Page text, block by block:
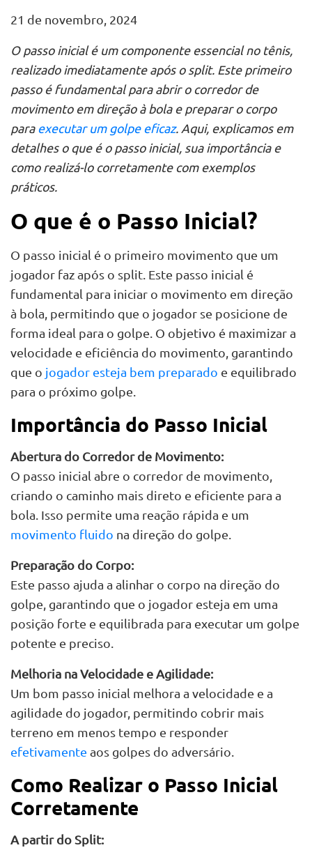
21 de novembro, 2024
O passo inicial é um componente essencial no tênis,
realizado imediatamente após o split. Este primeiro
passo é fundamental para abrir o corredor de
movimento em direção à bola e preparar o corpo
paraexecutar um golpe eficaz. Aqui, explicamos em
detalhes o que é o passo inicial, sua importância e
como realizá-lo corretamente com exemplos
práticos.
O que é o Passo Inicial?
O passo inicial é o primeiro movimento que um
jogador faz após o split. Este passo inicial é
fundamental para iniciar o movimento em direção
à bola, permitindo que o jogador se posicione de
forma ideal para o golpe. O objetivo é maximizar a
velocidade e eficiência do movimento, garantindo
que o jogador esteja bem preparado e equilibrado
para o próximo golpe.
Importância do Passo Inicial
Abertura do Corredor de Movimento:
O passo inicial abre o corredor de movimento,
criando o caminho mais direto e eficiente para a
bola. Isso permite uma reação rápida e um
movimento fluido na direção do golpe.
Preparação do Corpo:
Este passo ajuda a alinhar o corpo na direção do
golpe, garantindo que o jogador esteja em uma
posição forte e equilibrada para executar um golpe
potente e preciso.
Melhoria na Velocidade e Agilidade:
Um bom passo inicial melhora a velocidade e a
agilidade do jogador, permitindo cobrir mais
terreno em menos tempo e responder
efetivamente aos golpes do adversário.
Como Realizar o Passo Inicial
Corretamente
A partir do Split: